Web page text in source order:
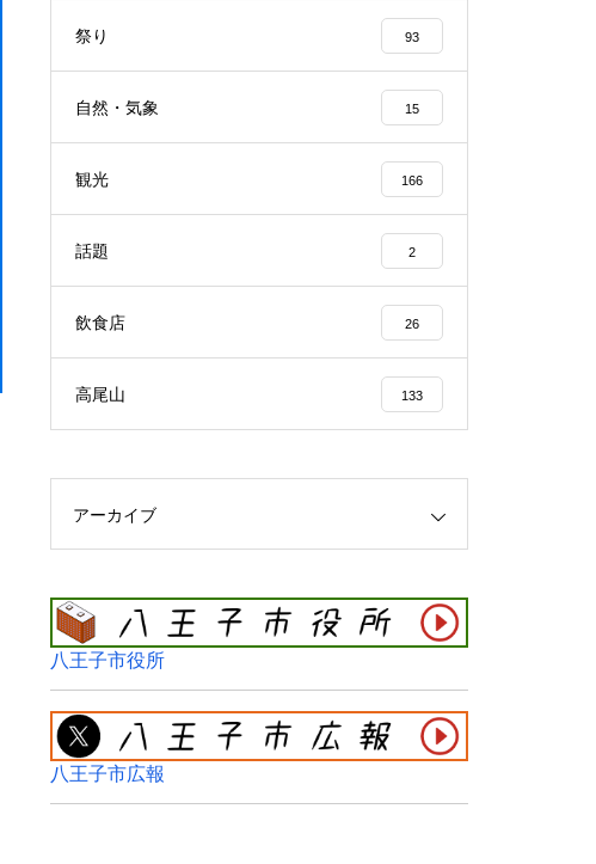
祭り 93
自然・気象 15
観光 166
話題 2
飲食店 26
高尾山 133
アーカイブ
八王子市役所
八王子市広報